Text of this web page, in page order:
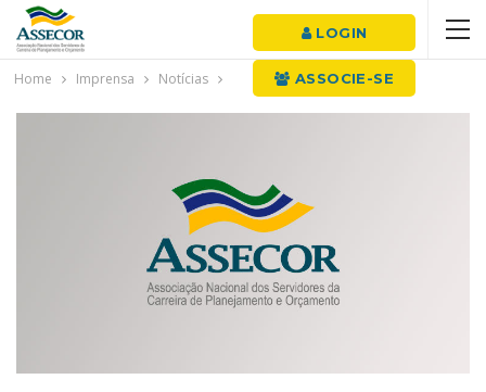
LOGIN
ASSOCIE-SE
Home Imprensa Notícias